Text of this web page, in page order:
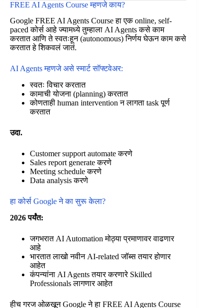
FREE AI Agents Course म्हणजे काय?
Google FREE AI Agents Course हा एक online, self-
paced कोर्स आहे ज्यामध्ये तुम्हाला AI Agents कसे काम
करतात आणि ते स्वतःहून (autonomous) निर्णय घेऊन काम कसे
करतात हे शिकवलं जातं.
AI Agents म्हणजे असे स्मार्ट सॉफ्टवेअर:
स्वतः विचार करतात
कामाची योजना (planning) करतात
कोणताही human intervention न लागता task पूर्ण
करतात
उदा.
Customer support automate करणे
Sales report generate करणे
Meeting schedule करणे
Data analysis करणे
हा कोर्स Google ने का सुरू केला?
2026 पर्यंत:
जगभरात AI Automation मोठ्या प्रमाणावर वाढणार
आहे
भारतात लाखो नवीन AI-related जॉब्स तयार होणार
आहेत
कंपन्यांना AI Agents तयार करणारे Skilled
Professionals लागणार आहेत
हीच गरज ओळखून Google ने हा FREE AI Agents Course